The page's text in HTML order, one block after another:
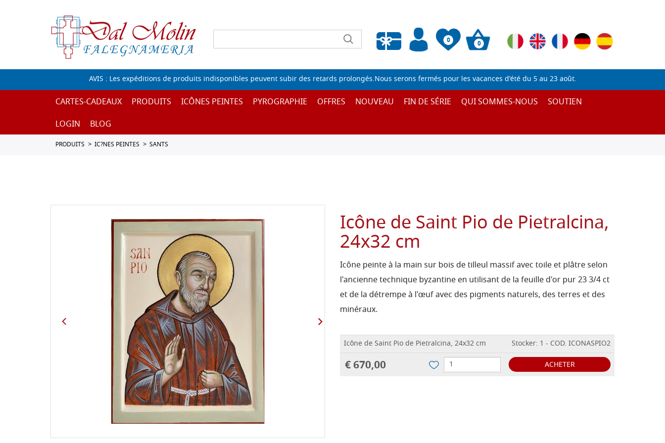
0
Liste de souhaits vide
0
AVIS : Les expéditions de produits indisponibles peuvent subir des retards prolongés.Nous serons fermés pour les vacances d'été du 5 au 23 août.
CARTES-CADEAUX PRODUITS ICÔNES PEINTES PYROGRAPHIE OFFRES NOUVEAU FIN DE SÉRIE QUI SOMMES-NOUS
SOUTIEN
LOGIN
BLOG
PRODUITS IC?NES PEINTES SANTS
Icône de Saint Pio de Pietralcina,
24x32 cm
Icône peinte à la main sur bois de tilleul massif avec toile et plâtre selon
l'ancienne technique byzantine en utilisant de la feuille d'or pur 23 3/4 ct
et de la détrempe à l'œuf avec des pigments naturels, des terres et des
minéraux.
Icône de Saint Pio de Pietralcina, 24x32 cm Stocker: 1 - COD. ICONASPIO2
€ 670,00 ACHETER